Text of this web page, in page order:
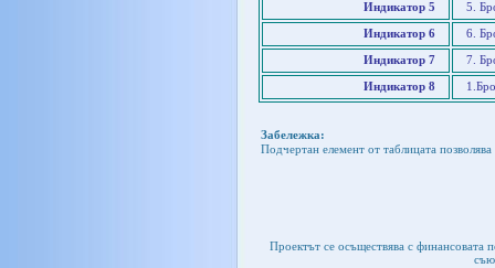
Индикатор 5 5.
Индикатор 6 6.
Индикатор 7 7.
Индикатор 8
Забележка:
Подчертан елемент от таблицата
Проектът се осъществява с финансовата